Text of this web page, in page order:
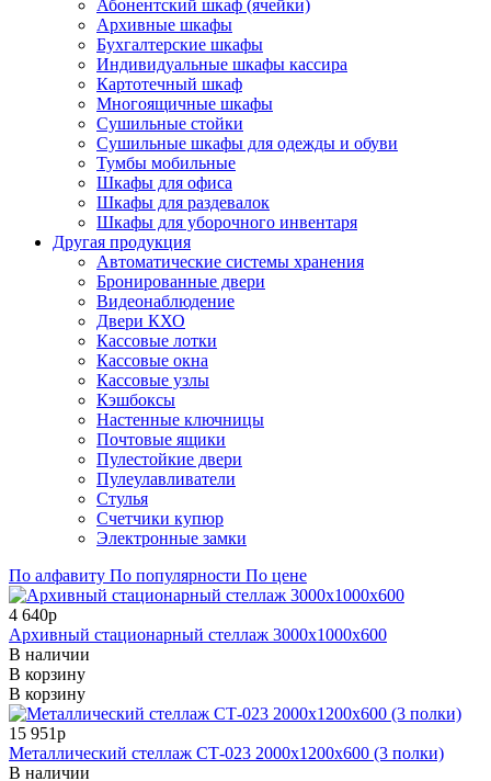
Абонентский шкаф (ячейки)
Архивные шкафы
Бухгалтерские шкафы
Индивидуальные шкафы кассира
Картотечный шкаф
Многоящичные шкафы
Сушильные стойки
Сушильные шкафы для одежды и обуви
Тумбы мобильные
Шкафы для офиса
Шкафы для раздевалок
Шкафы для уборочного инвентаря
Другая продукция
Автоматические системы хранения
Бронированные двери
Видеонаблюдение
Двери КХО
Кассовые лотки
Кассовые окна
Кассовые узлы
Кэшбоксы
Настенные ключницы
Почтовые ящики
Пулестойкие двери
Пулеулавливатели
Стулья
Счетчики купюр
Электронные замки
По алфавиту По популярности По цене
4 640р
Архивный стационарный стеллаж 3000x1000x600
В наличии
В корзину
В корзину
15 951р
Металлический стеллаж СТ-023 2000x1200x600 (3 полки)
В наличии